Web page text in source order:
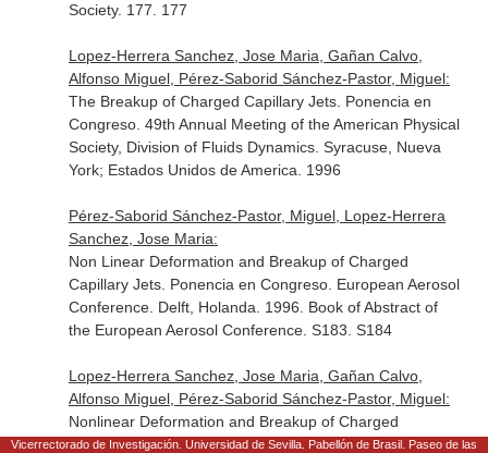
Society. 177. 177
Lopez-Herrera Sanchez, Jose Maria, Gañan Calvo,
Alfonso Miguel, Pérez-Saborid Sánchez-Pastor, Miguel:
The Breakup of Charged Capillary Jets. Ponencia en
Congreso. 49th Annual Meeting of the American Physical
Society, Division of Fluids Dynamics. Syracuse, Nueva
York; Estados Unidos de America. 1996
Pérez-Saborid Sánchez-Pastor, Miguel, Lopez-Herrera
Sanchez, Jose Maria:
Non Linear Deformation and Breakup of Charged
Capillary Jets. Ponencia en Congreso. European Aerosol
Conference. Delft, Holanda. 1996. Book of Abstract of
the European Aerosol Conference. S183. S184
Lopez-Herrera Sanchez, Jose Maria, Gañan Calvo,
Alfonso Miguel, Pérez-Saborid Sánchez-Pastor, Miguel:
Nonlinear Deformation and Breakup of Charged
Capillary Jets. Ponencia en Congreso. European Aerosol
Vicerrectorado de Investigación. Universidad de Sevilla. Pabellón de Brasil. Paseo de las